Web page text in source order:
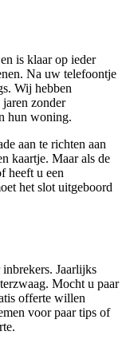
is klaar op ieder
Na uw telefoontje
Wij hebben
jaren zonder
hun woning.
aan te richten aan
kaartje. Maar als de
heeft u een
het slot uitgeboord
inbrekers. Jaarlijks
Mocht u paar
offerte willen
voor paar tips of